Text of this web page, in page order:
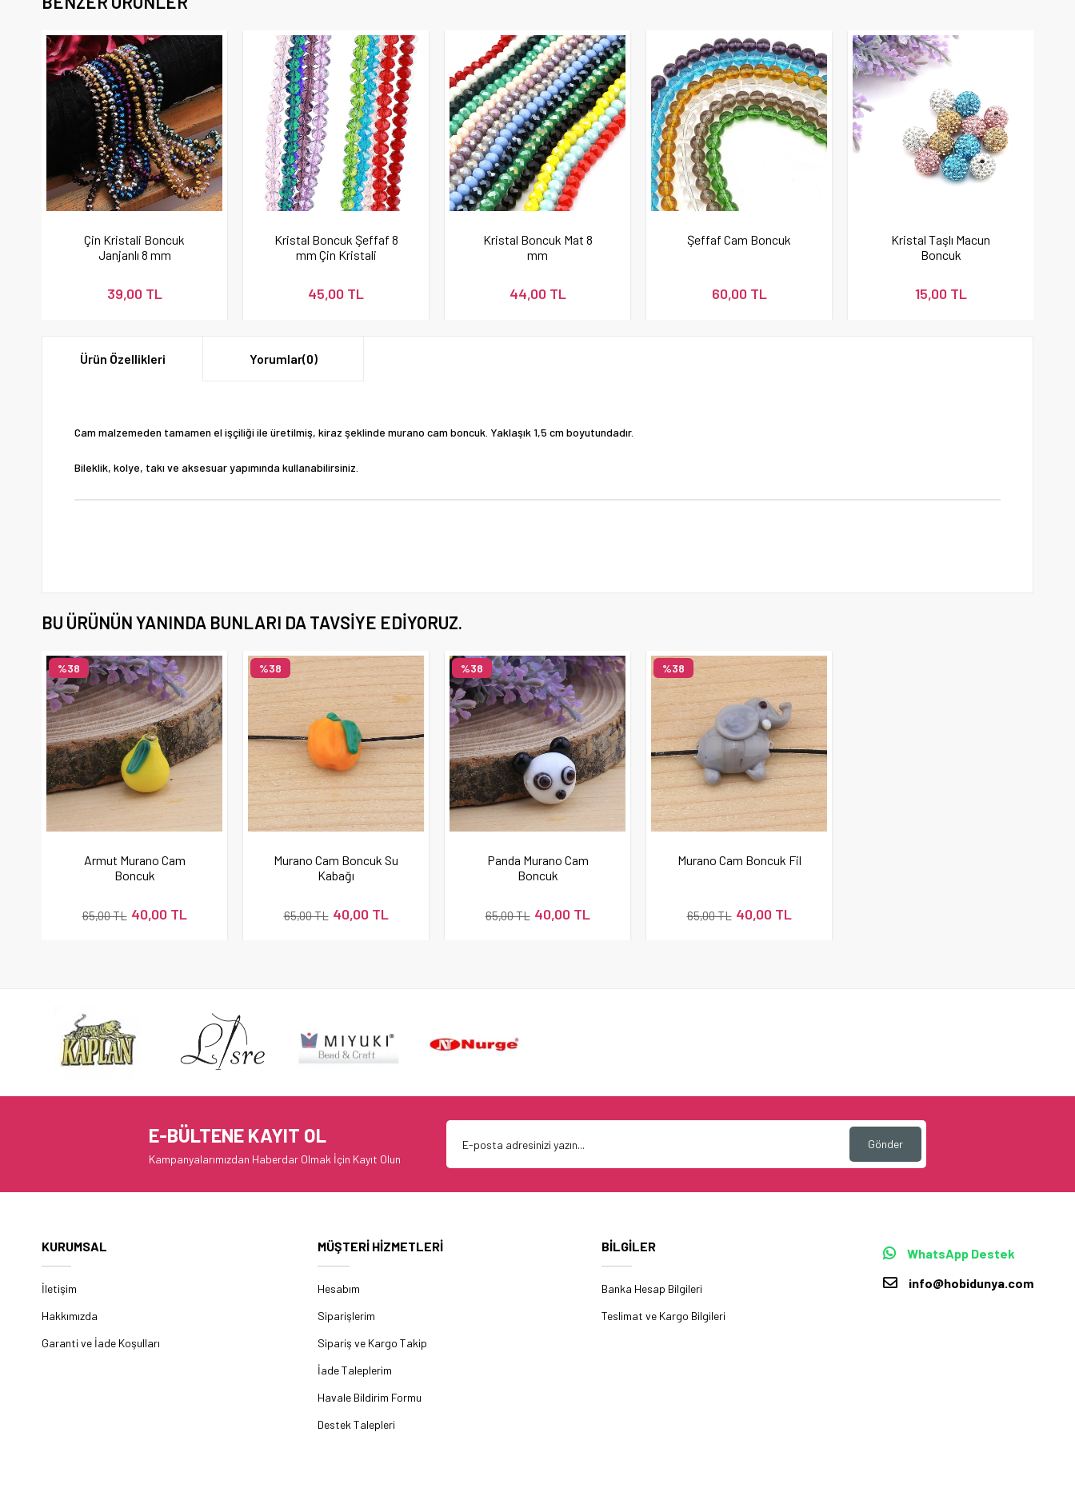
Çin Kristali Boncuk
Janjanlı 8 mm
39,00 TL
Kristal Boncuk Şeffaf 8
mm Çin Kristali
45,00 TL
Kristal Boncuk Mat 8
mm
44,00 TL
Şeffaf Cam Boncuk
60,00 TL
Kristal Taşlı Macun
Boncuk
15,00 TL
Ürün Özellikleri Yorumlar(0)
Cam malzemeden tamamen el işçiliği ile üretilmiş, kiraz şeklinde murano cam boncuk. Yaklaşık 1,5 cm boyutundadır.
Bileklik, kolye, takı ve aksesuar yapımında kullanabilirsiniz.
BU ÜRÜNÜN YANINDA BUNLARI DA TAVSIYE EDIYORUZ.
Armut Murano Cam
Boncuk
40,00 TL
65,00 TL
%38
Murano Cam Boncuk Su
Kabağı
40,00 TL
65,00 TL
%38
Panda Murano Cam
Boncuk
40,00 TL
65,00 TL
%38
Murano Cam Boncuk Fil
40,00 TL
65,00 TL
%38
E-BÜLTENE KAYIT OL
Kampanyalarımızdan Haberdar Olmak İçin Kayıt Olun
Gönder
KURUMSAL
İletişim
Hakkımızda
Garanti ve İade Koşulları
MÜŞTERİ HİZMETLERİ
Hesabım
Siparişlerim
Sipariş ve Kargo Takip
İade Taleplerim
Havale Bildirim Formu
Destek Talepleri
BİLGİLER
Banka Hesap Bilgileri
Teslimat ve Kargo Bilgileri
WhatsApp Destek
info@hobidunya.com